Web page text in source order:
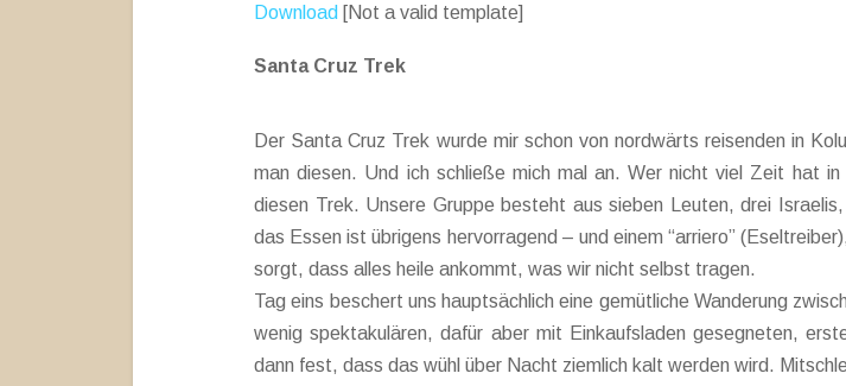
Download [Not a valid template]
Santa Cruz Trek
Der Santa Cruz Trek wurde mir schon von nordwärts reisenden in
man diesen. Und ich schließe mich mal an. Wer nicht viel Zeit hat
diesen Trek. Unsere Gruppe besteht aus sieben Leuten, drei
das Essen ist übrigens hervorragend – und einem “arriero”
sorgt, dass alles heile ankommt, was wir nicht selbst tragen.
Tag eins beschert uns hauptsächlich eine gemütliche Wanderung
wenig spektakulären, dafür aber mit Einkaufsladen gesegneten,
dann fest, dass das wühl über Nacht ziemlich kalt werden wird.